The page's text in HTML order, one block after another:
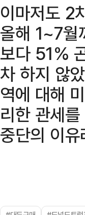
이마저도 2
올해 1~7월
보다 51%
차 하지 않
역에 대해
리한 관세
중단의 이